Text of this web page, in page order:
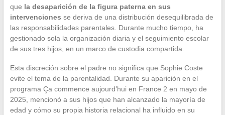
que la desaparición de la figura paterna en sus
intervenciones se deriva de una distribución desequilibrada de
las responsabilidades parentales. Durante mucho tiempo, ha
gestionado sola la organización diaria y el seguimiento escolar
de sus tres hijos, en un marco de custodia compartida.
Esta discreción sobre el padre no significa que Sophie Coste
evite el tema de la parentalidad. Durante su aparición en el
programa Ça commence aujourd’hui en France 2 en mayo de
2025, mencionó a sus hijos que han alcanzado la mayoría de
edad y cómo su propia historia relacional ha influido en su